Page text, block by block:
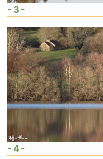
- 3 -
- 4 -